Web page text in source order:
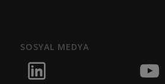
SOSYAL MEDYA